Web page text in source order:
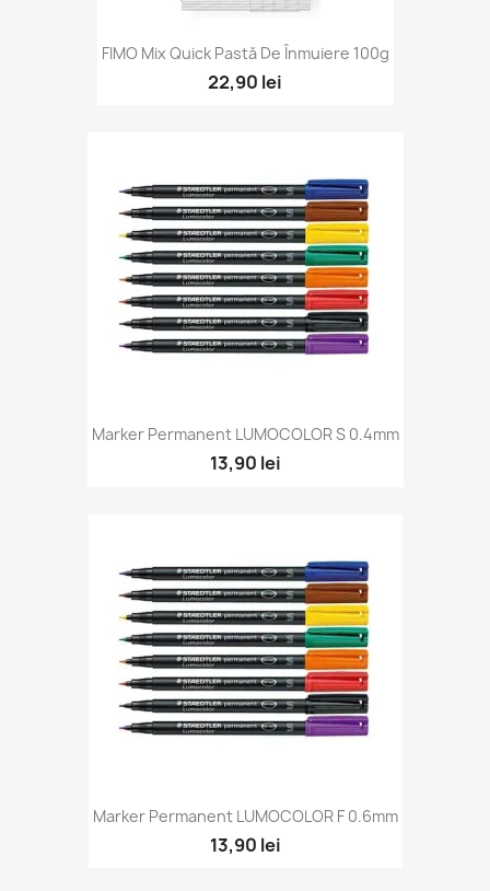
FIMO Mix Quick Pastă De Înmuiere 100g
22,90 lei
Marker Permanent LUMOCOLOR S 0.4mm
13,90 lei
Marker Permanent LUMOCOLOR F 0.6mm
13,90 lei